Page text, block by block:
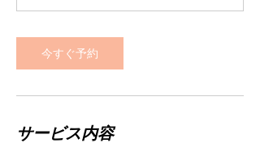
今すぐ予約
サービス内容